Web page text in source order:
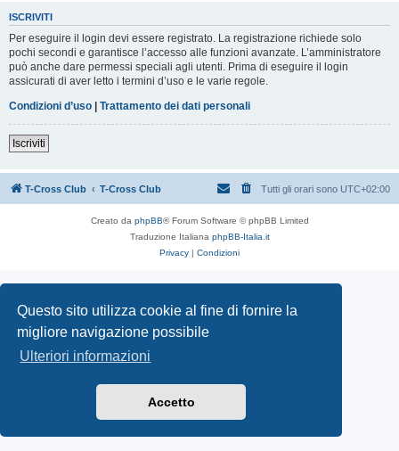
Questo sito utilizza cookie al fine di fornire la
migliore navigazione possibile
Ulteriori informazioni
Accetto
ISCRIVITI
Per eseguire il login devi essere registrato. La registrazione richiede solo
pochi secondi e garantisce l’accesso alle funzioni avanzate. L’amministratore
può anche dare permessi speciali agli utenti. Prima di eseguire il login
assicurati di aver letto i termini d’uso e le varie regole.
Condizioni d’uso | Trattamento dei dati personali
Iscriviti
T-Cross Club T-Cross Club Tutti gli orari sono UTC+02:00
Creato da phpBB® Forum Software © phpBB Limited
Traduzione Italiana phpBB-Italia.it
Privacy | Condizioni